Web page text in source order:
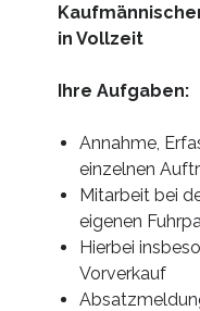
in Vollzeit
Ihre Aufgaben:
Annahme,
einzelnen
Mitarbeit bei
eigenen
Hierbei
Vorverkauf